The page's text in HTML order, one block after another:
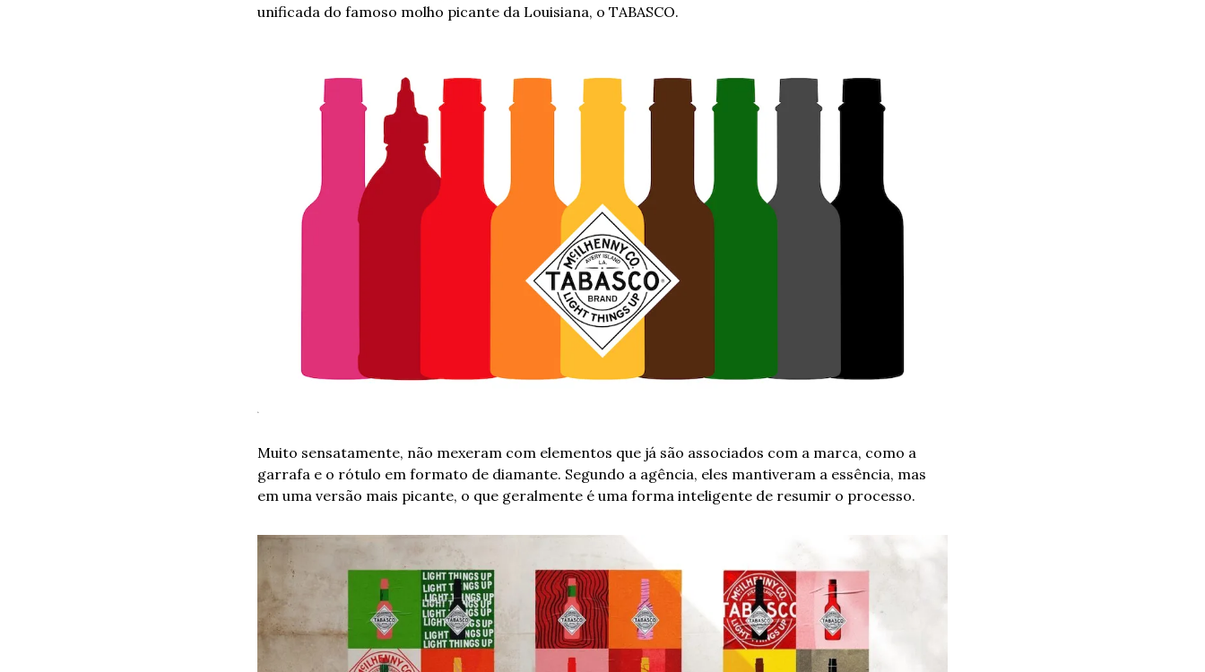
unificada do famoso molho picante da Louisiana, o TABASCO.
Muito sensatamente, não mexeram com elementos que já são associados com a marca, como a
garrafa e o rótulo em formato de diamante. Segundo a agência, eles mantiveram a essência, mas
em uma versão mais picante, o que geralmente é uma forma inteligente de resumir o processo.